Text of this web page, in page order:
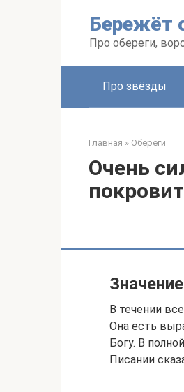
Бережёт
Про обереги,
Про звёзды
Главная » Обереги
Очень
В течении
Она есть
Богу. В
Писании